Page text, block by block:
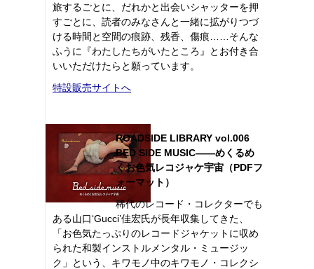
旅するごとに、だれかと出会いシャッターを押
すごとに、読者のみなさんと一緒に拡がりつづ
ける時間と空間の痕跡、残香、傷痕……そんな
ふうに『わたしたちがいたところ』とお付き合
いいただけたらと願っています。
特設販売サイトへ
ROADSIDE LIBRARY vol.006
BED SIDE MUSIC――めくるめ
くお色気レコジャケ宇宙（PDFフ
ォーマット）
稀代のレコード・コレクターでも
ある山口‘Gucci’佳宏氏が長年収集してきた、
「お色気たっぷりのレコードジャケットに収め
られた和製インストルメンタル・ミュージッ
ク」という、キワモノ中のキワモノ・コレクシ